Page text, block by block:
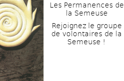
Les Permanences de
la Semeuse
Rejoignez le groupe
de volontaires de la
Semeuse !